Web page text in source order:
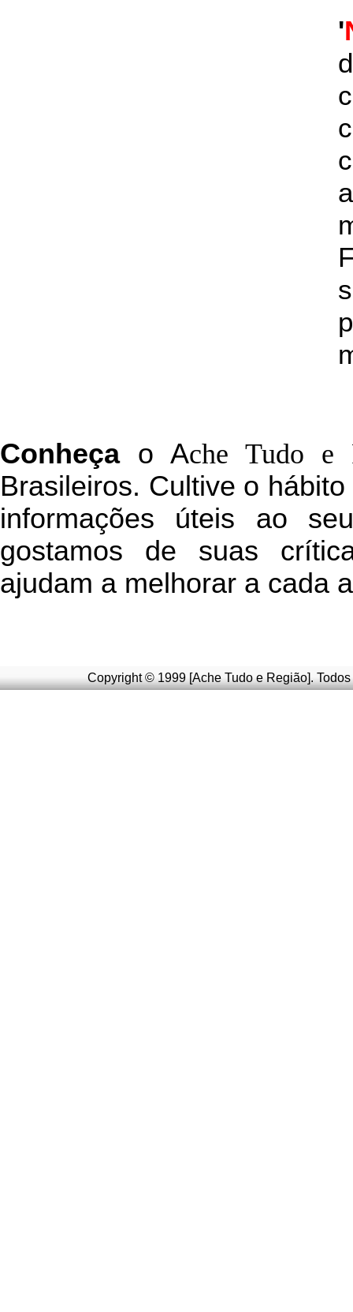
'
Conheçao Ache Tudo e
Brasileiros. Cultive o
informações úteis ao
gostamos de suas
ajudam a melhorar a cada
Copyright © 1999 [Ache Tudo e Região].